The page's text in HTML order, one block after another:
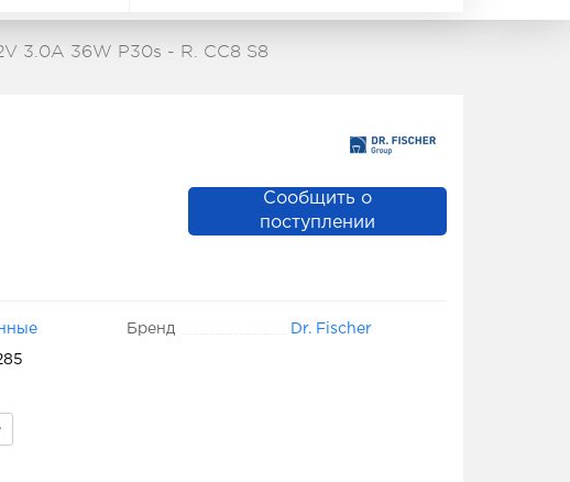
3.0A 36W P30s - R. CC8 S8
Сообщить о
поступлении
Бренд Dr. Fischer